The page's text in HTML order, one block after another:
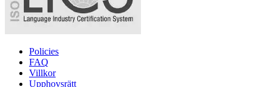
Policies
FAQ
Villkor
Upphovsrätt